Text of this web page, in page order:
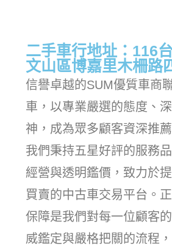
二手車行地址：116
文山區博嘉里木柵路
信譽卓越的SUM優質車商
車，以專業嚴選的態度、
神，成為眾多顧客資深推
我們秉持五星好評的服務
經營與透明鑑價，致力於
買賣的中古車交易平台。
保障是我們對每一位顧客
威鑑定與嚴格把關的流程